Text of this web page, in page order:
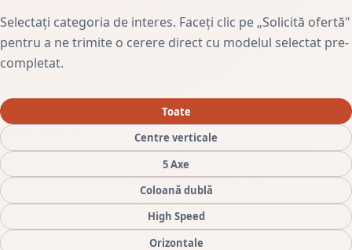
Selectați categoria de interes. Faceți clic pe „Solicită ofertă"
pentru a ne trimite o cerere direct cu modelul selectat pre-
completat.
Toate
Centre verticale
5 Axe
Coloană dublă
High Speed
Orizontale